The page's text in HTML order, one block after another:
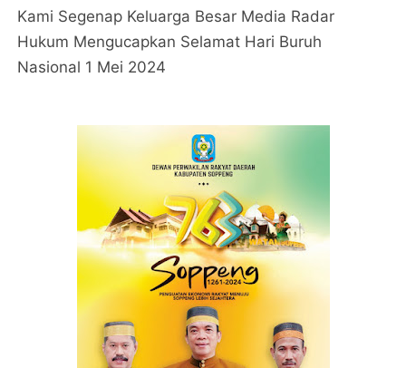
Kami Segenap Keluarga Besar Media Radar
Hukum Mengucapkan Selamat Hari Buruh
Nasional 1 Mei 2024